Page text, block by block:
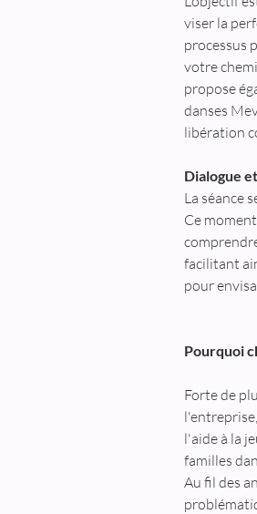
viser la
processus
votre
propose
danses
libération
Dialogue
La séance
Ce
facilitant
pour
Pourquoi
Forte de
l'aide à la
familles
Au fil des